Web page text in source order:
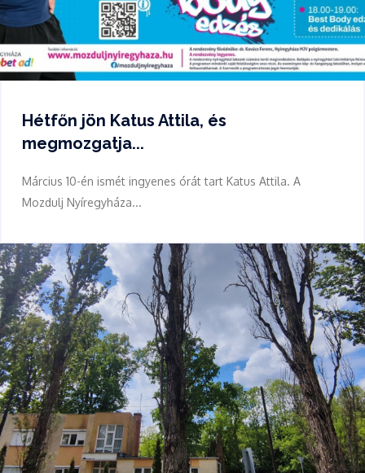
Hétfőn jön Katus Attila, és
megmozgatja...
Március 10-én ismét ingyenes órát tart Katus Attila. A
Mozdulj Nyíregyháza...